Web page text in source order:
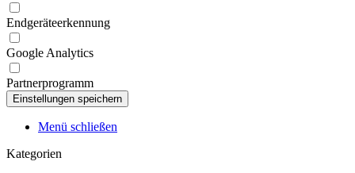
Endgeräteerkennung
Google Analytics
Partnerprogramm
Menü schließen
Kategorien